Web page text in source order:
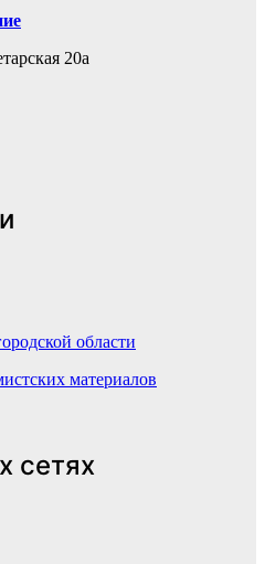
20а
области
материалов
сетях